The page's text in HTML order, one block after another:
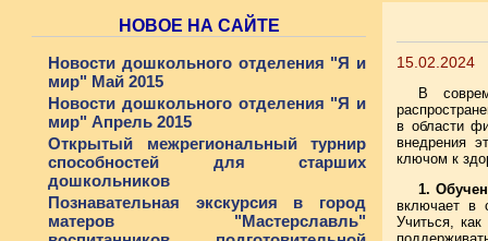
НОВОЕ НА САЙТЕ
Новости дошкольного отделения "Я и
мир" Май 2015
Новости дошкольного отделения "Я и
мир" Апрель 2015
Открытый межрегиональный турнир
способностей для старших
дошкольников
Познавательная экскурсия в город
матеров "Мастерславль"
15.02.2024
В
в области
внедрения
ключом к
1.
включает в
Учиться,